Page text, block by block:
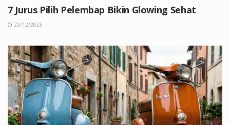
7 Jurus Pilih Pelembap Bikin Glowing Sehat
20/12/2025